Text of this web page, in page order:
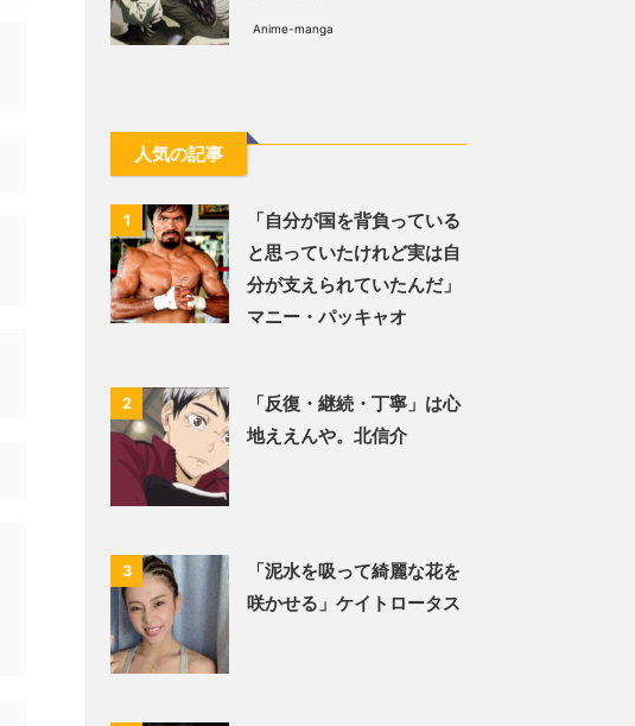
Anime-manga
人気の記事
1
「自分が国を背負っている
と思っていたけれど実は自
分が支えられていたんだ」
マニー・パッキャオ
2
「反復・継続・丁寧」は心
地ええんや。北信介
3
「泥水を吸って綺麗な花を
咲かせる」ケイトロータス